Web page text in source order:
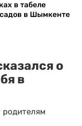
в табеле
в Шымкенте
о
в
родителям